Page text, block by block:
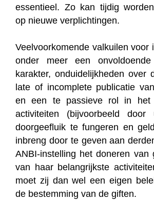
essentieel. Zo kan tijdig
op nieuwe verplichtingen.
Veelvoorkomende valkuilen voor
onder meer een onvoldoende
karakter, onduidelijkheden over
late of incomplete publicatie
en een te passieve rol in het
activiteiten (bijvoorbeeld door
doorgeefluik te fungeren en
inbreng door te geven aan
ANBI-instelling het doneren van
van haar belangrijkste
moet zij dan wel een eigen
de bestemming van de giften.